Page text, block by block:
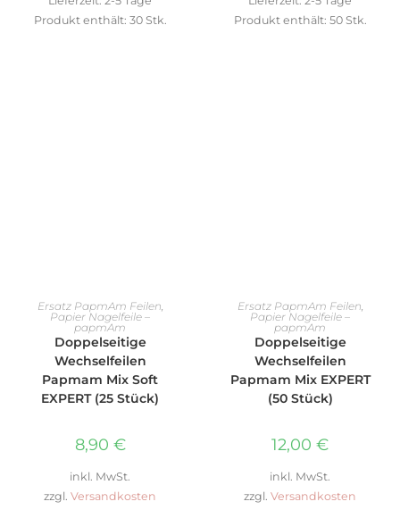
Produkt enthält: 30 Stk.
Produkt enthält: 50 Stk.
AUSFÜHRUNG WÄHLEN
Ersatz PapmAm Feilen,
Papier Nagelfeile –
papmAm
Doppelseitige
Wechselfeilen
Papmam Mix Soft
EXPERT (25 Stück)
8,90 €
inkl. MwSt.
zzgl. Versandkosten
AUSFÜHRUNG WÄHLEN
Ersatz PapmAm Feilen,
Papier Nagelfeile –
papmAm
Doppelseitige
Wechselfeilen
Papmam Mix EXPERT
(50 Stück)
12,00 €
inkl. MwSt.
zzgl. Versandkosten